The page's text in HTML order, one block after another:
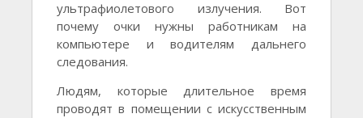
ультрафиолетового излучения. Вот
почему очки нужны работникам на
компьютере и водителям дальнего
следования.
Людям, которые длительное время
проводят в помещении с искусственным